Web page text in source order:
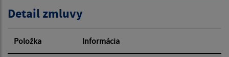
Detail zmluvy
Položka Informácia